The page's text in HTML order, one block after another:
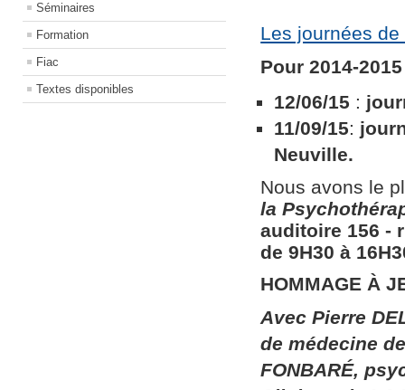
Séminaires
Formation
Fiac
Textes disponibles
Les journées
Pour 2014-
12/06/15 :
11/09/15:
Neuville.
Nous avons le
la
auditoire 156​ ​-
de 9H30 à
HOMMAGE À
Avec Pierre
de médecine
FONBARÉ,